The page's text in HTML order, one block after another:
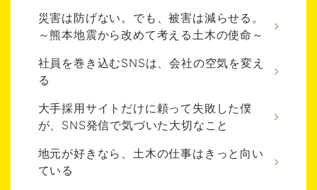
災害は防げない。でも、被害は減らせる。
～熊本地震から改めて考える土木の使命～
社員を巻き込むSNSは、会社の空気を変え
る
大手採用サイトだけに頼って失敗した僕
が、SNS発信で気づいた大切なこと
地元が好きなら、土木の仕事はきっと向い
ている